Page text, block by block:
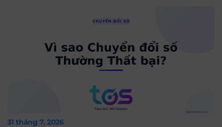
31 tháng 7, 2026